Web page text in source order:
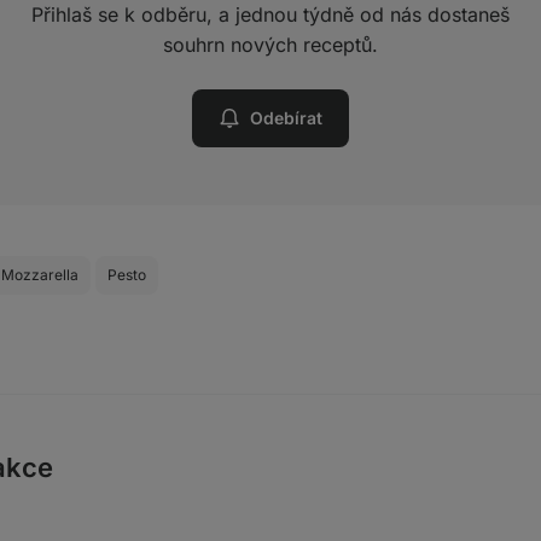
Přihlaš se k odběru, a jednou týdně od nás dostaneš
souhrn nových receptů.
Odebírat
Mozzarella Pesto